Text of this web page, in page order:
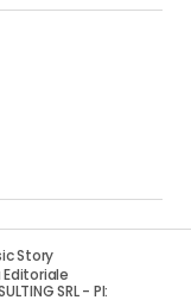
Story
SRL - PI: